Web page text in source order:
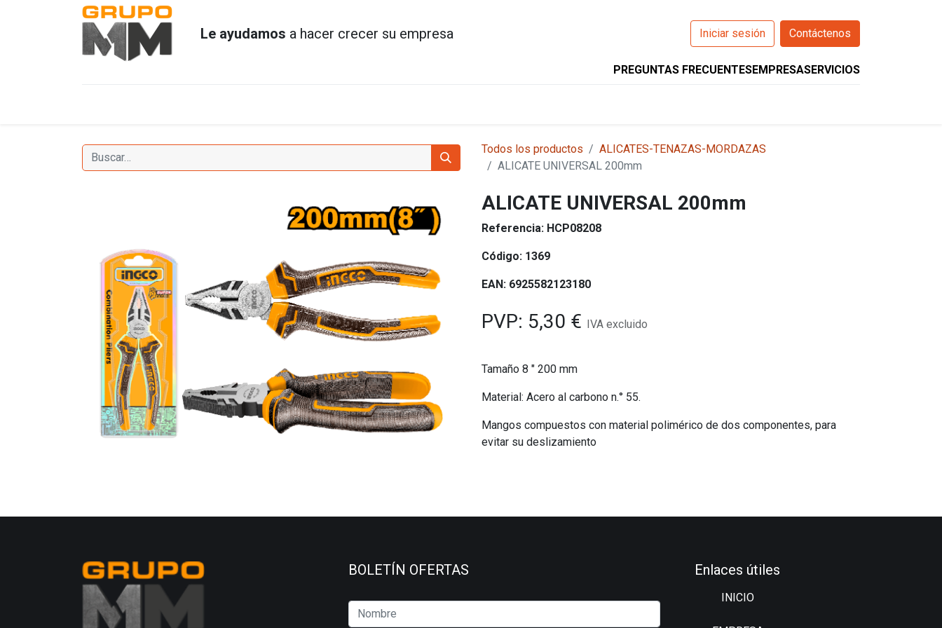
Le ayudamos a hacer crecer su empresa Iniciar sesión Contáctenos
PREGUNTAS FRECUENTESEMPRESASERVICIOS
Todos los productos
ALICATES-TENAZAS-MORDAZAS
ALICATE UNIVERSAL 200mm
ALICATE UNIVERSAL 200mm
Referencia: HCP08208
Código: 1369
EAN: 6925582123180
PVP: 5,30 € IVA excluido
Tamaño 8 " 200 mm
Material: Acero al carbono n.° 55.
Mangos compuestos con material polimérico de dos componentes, para
evitar su deslizamiento
BOLETÍN OFERTAS Enlaces útiles
INICIO